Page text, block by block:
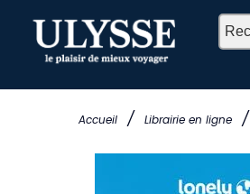
Accueil / Librairie en ligne /